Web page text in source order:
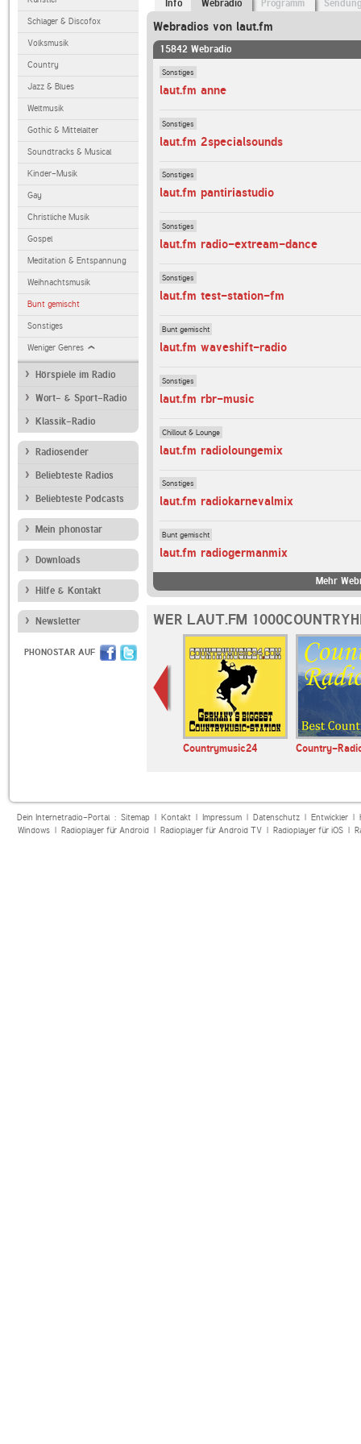
Schlager & Discofox
Volksmusik
Country
Jazz & Blues
Weltmusik
Gothic & Mittelalter
Soundtracks & Musical
Kinder-Musik
Gay
Christliche Musik
Gospel
Meditation & Entspannung
Weihnachtsmusik
Bunt gemischt
Sonstiges
Weniger Genres
Hörspiele im Radio
Wort- & Sport-Radio
Klassik-Radio
Radiosender
Beliebteste Radios
Beliebteste Podcasts
Mein phonostar
Downloads
Hilfe & Kontakt
Newsletter
PHONOSTAR AUF
Info Webradio Programm
Webradios von laut.fm
15842 Webradio
Sonstiges
laut.fm anne
Sonstiges
laut.fm 2specialsounds
Sonstiges
laut.fm pantiriastudio
Sonstiges
laut.fm radio-extream-dance
Sonstiges
laut.fm test-station-fm
Bunt gemischt
laut.fm waveshift-radio
Sonstiges
laut.fm rbr-music
Chillout & Lounge
laut.fm radioloungemix
Sonstiges
laut.fm radiokarnevalmix
Bunt gemischt
laut.fm radiogermanmix
Mehr
WER LAUT.FM
Countrymusic24 Country-
Dein Internetradio-Portal : Sitemap| Kontakt| Impressum| Datenschutz| Entwickler|
Windows| Radioplayer für Android| Radioplayer für Android TV| Radioplayer für iOS|